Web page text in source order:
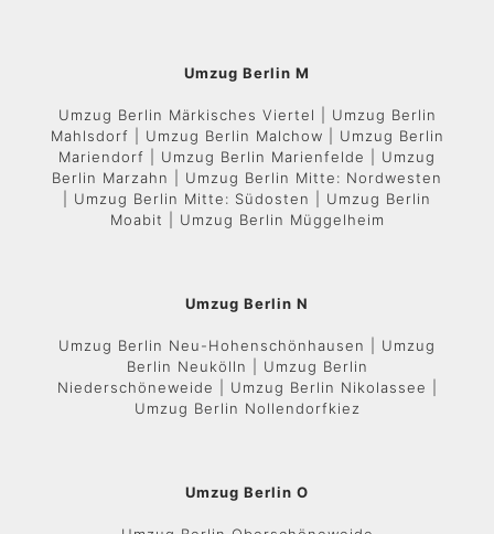
Umzug Berlin M
Umzug Berlin Märkisches Viertel | Umzug Berlin
Mahlsdorf | Umzug Berlin Malchow | Umzug Berlin
Mariendorf | Umzug Berlin Marienfelde | Umzug
Berlin Marzahn | Umzug Berlin Mitte: Nordwesten
| Umzug Berlin Mitte: Südosten | Umzug Berlin
Moabit | Umzug Berlin Müggelheim
Umzug Berlin N
Umzug Berlin Neu-Hohenschönhausen | Umzug
Berlin Neukölln | Umzug Berlin
Niederschöneweide | Umzug Berlin Nikolassee |
Umzug Berlin Nollendorfkiez
Umzug Berlin O